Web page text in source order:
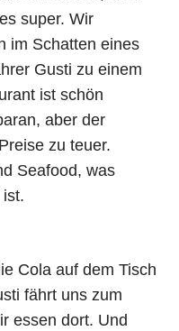
super. Wir
im Schatten eines
Gusti zu einem
ist schön
aber der
zu teuer.
Seafood, was
Cola auf dem Tisch
fährt uns zum
essen dort. Und